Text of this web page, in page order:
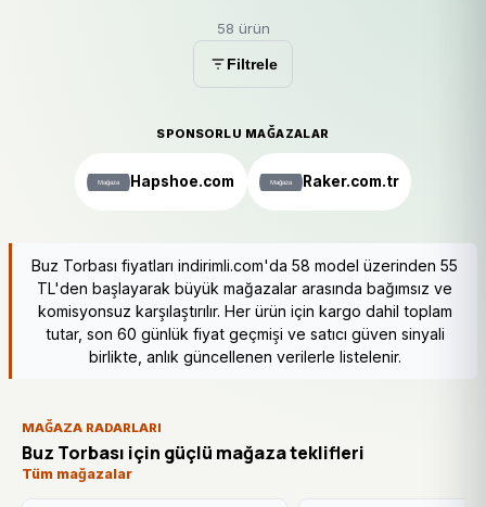
58 ürün
Filtrele
SPONSORLU MAĞAZALAR
Hapshoe.com Raker.com.tr
Buz Torbası fiyatları indirimli.com'da 58 model üzerinden 55
TL'den başlayarak büyük mağazalar arasında bağımsız ve
komisyonsuz karşılaştırılır. Her ürün için kargo dahil toplam
tutar, son 60 günlük fiyat geçmişi ve satıcı güven sinyali
birlikte, anlık güncellenen verilerle listelenir.
MAĞAZA RADARLARI
Buz Torbası için güçlü mağaza teklifleri
Tüm mağazalar